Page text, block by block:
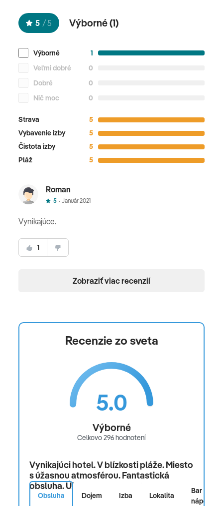
Celková cena nezahŕňa
cestovné poistenie • fakultatívne aktivity
Oficiálne hodnotenie
5 /5 Výborné (1)
Výborné
1
Veľmi dobré
0
Dobré
0
Nič moc
0
Strava
5
Vybavenie izby
5
Čistota izby
5
Pláž
5
Roman
5 Január 2021
Vynikajúce.
1
Zobraziť viac recenzií
Recenzie zo sveta
5.0
Výborné
Celkovo 296 hodnotení
Vynikajúci hotel. V blízkosti pláže. Miesto
s úžasnou atmosférou. Fantastická
obsluha. Úžasná izba. Skvelý bazén.
Obsluha Dojem Izba Lokalita
Bar a
nápoje